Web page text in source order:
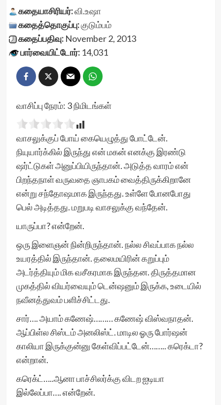
கதையாசிரியர்:வி.உஷா
கதைத்தொகுப்பு:குடும்பம்
கதைப்பதிவு:November 2, 2013
பார்வையிட்டோர்:14,031
வாசிப்பு நேரம்: 3நிமிடங்கள்
வாசலுக்குப் போய் கையெழுத்து போட்டேன்.
நியுயார்க்கில் இருந்து என் மகன் எனக்கு இரண்டு
ஷர்ட்டுகள் அனுப்பியிருந்தான். அடுத்த வாரம் என்
பிறந்தநாள் வருவதை ஞாபகம் வைத்திருக்கிறானே
என்று சந்தோஷமாக இருந்தது. உள்ளே போனபோது
பெல் அடித்தது. மறுபடி வாசலுக்கு வந்தேன்.
யாருப்பா? என்றேன்.
ஒரு இளைஞன் நின்றிருந்தான். நல்ல சிவப்பாக நல்ல
உயரத்தில் இருந்தான். தலைமயிரின் கறுப்பும்
அடர்த்தியும் மிக வசீகரமாக இருந்தன. திருத்தமான
முகத்தில் வியர்வையும் டென்ஷனும் இருக்க, உடையில்
நவீனத்துவம் பளிச்சிட்டது.
சார்…. அயாம் கணேஷ்……… கணேஷ் விஸ்வநாதன்.
ஆப்பிள்ல சிஸ்டம் அனலிஸ்ட். மாடில ஓரு போர்ஷன்
காலியா இருக்குன்னு கேள்விப்பட்டேன்…….. கரெக்டா?
என்றான்.
கரெக்ட்…..ஆனா பாச்சிலர்க்கு விடற ஐடியா
இல்லேப்பா…. என்றேன்.